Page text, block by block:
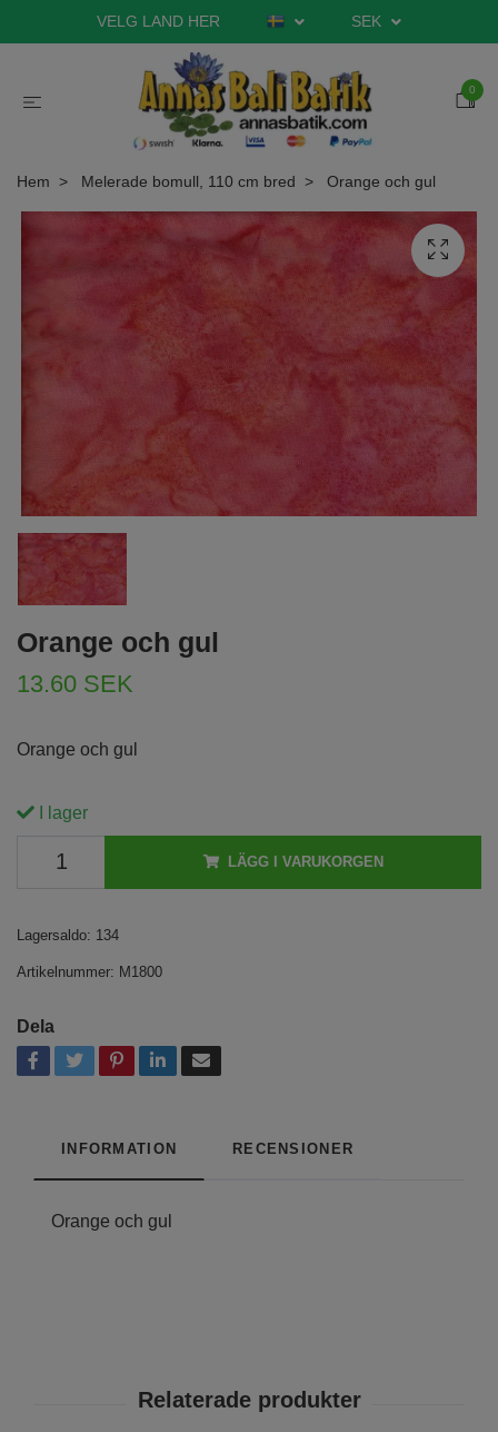
VELG LAND HER SEK
0
Hem Melerade bomull, 110 cm bred Orange och gul
Orange och gul
13.60 SEK
Orange och gul
I lager
LÄGG I VARUKORGEN
Lagersaldo: 134
Artikelnummer: M1800
Dela
INFORMATION RECENSIONER
Orange och gul